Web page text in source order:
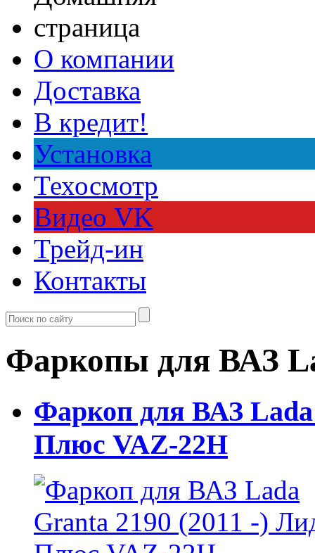
О компании
Доставка
В кредит!
Установка
Техосмотр
Видео VK
Трейд-ин
Контакты
Фаркопы для ВАЗ
Фаркоп для ВАЗ
Плюс VAZ-22H